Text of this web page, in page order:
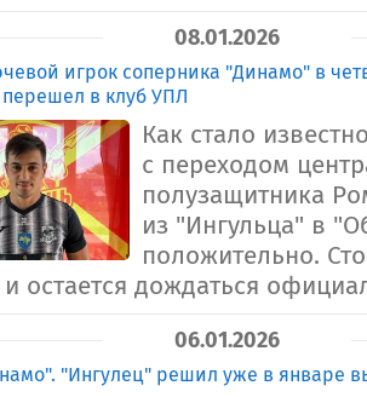
08.01.2026
игрок соперника "Динамо" в
в клуб УПЛ
Как стало
с переходом
полузащитника
из "Ингульца" в
положительно.
остается дождаться
06.01.2026
"Ингулец" решил уже в январе